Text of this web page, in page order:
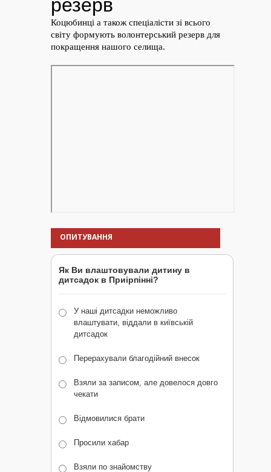
ОПИТУВАННЯ
Як Ви влаштовували дитину в
дитсадок в Приірпінні?
У наші дитсадки неможливо
влаштувати, віддали в київській
дитсадок
Перерахували благодійний внесок
Взяли за записом, але довелося довго
чекати
Відмовилися брати
Просили хабар
Взяли по знайомству